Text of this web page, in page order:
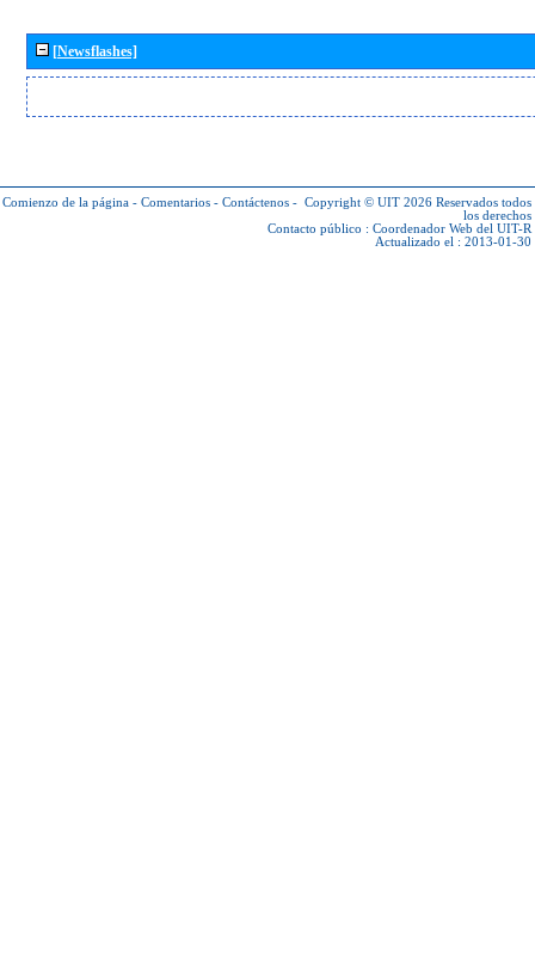
[Newsflashes]
Comienzo de la página - Comentarios - Contáctenos - Copyright © UIT 2026 Reservados todos
los derechos
Contacto público : Coordenador Web del UIT-R
Actualizado el : 2013-01-30